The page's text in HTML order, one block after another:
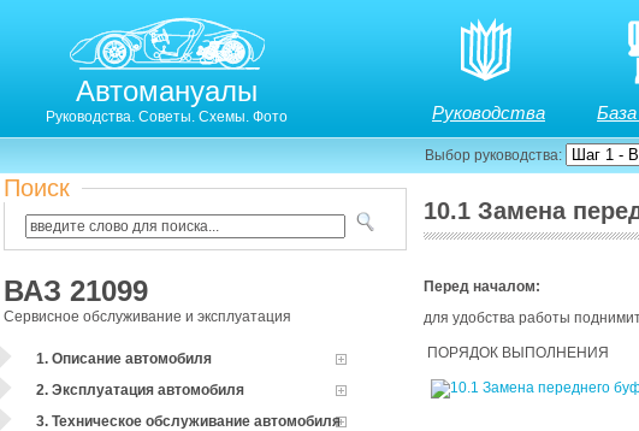
Автомануалы
Руководства. Советы. Схемы. Фото Руководства
Выбор руководства:
Поиск
ВАЗ 21099
Сервисное обслуживание и эксплуатация
1. Описание автомобиля
2. Эксплуатация автомобиля
3. Техническое обслуживание автомобиля
10.1 Замена
Перед началом:
для удобства работы
ПОРЯДОК ВЫПОЛНЕНИЯ